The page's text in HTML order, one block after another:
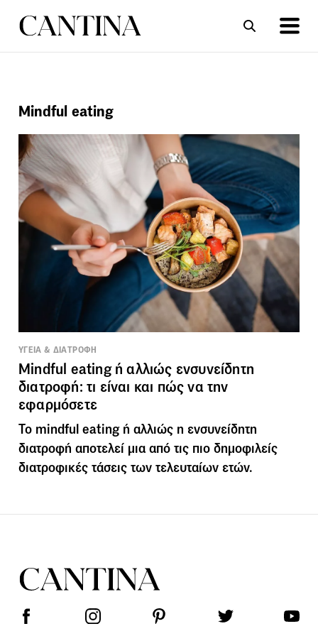
ΣΥΝΤΑΓΕΣ
Mindful eating
ΥΓΕΙΑ & ΔΙΑΤΡΟΦΗ
Mindful eating ή αλλιώς ενσυνείδητη
διατροφή: τι είναι και πώς να την
εφαρμόσετε
Το mindful eating ή αλλιώς η ενσυνείδητη
διατροφή αποτελεί μια από τις πιο δημοφιλείς
διατροφικές τάσεις των τελευταίων ετών.